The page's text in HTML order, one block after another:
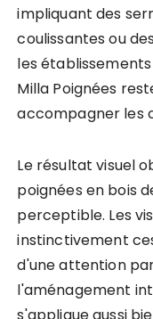
impliquant des
coulissantes ou
les
Milla Poignées
accompagner les
Le résultat visuel
poignées en bois
perceptible. Les
instinctivement
d'une attention
l'aménagement